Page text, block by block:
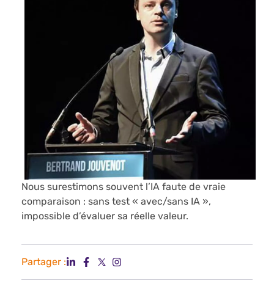
Nous surestimons souvent l’IA faute de vraie
comparaison : sans test « avec/sans IA »,
impossible d’évaluer sa réelle valeur.
Partager :